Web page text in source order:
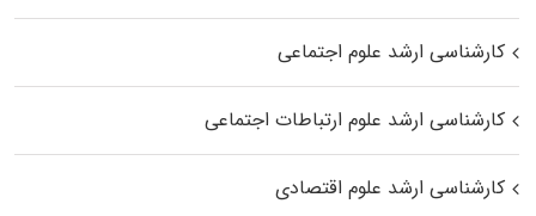
کارشناسی ارشد علوم اجتماعی
کارشناسی ارشد علوم ارتباطات اجتماعی
کارشناسی ارشد علوم اقتصادی